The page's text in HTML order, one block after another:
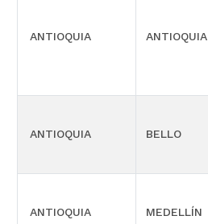
ANTIOQUIA ANTIOQUIA
ANTIOQUIA BELLO
ANTIOQUIA MEDELLÍN